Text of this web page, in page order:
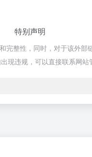
特别声明
整性，同时，对于该外
违规，可以直接联系网站